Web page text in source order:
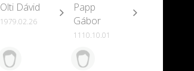
Olti Dávid
1979.02.26
Papp
Gábor
1110.10.01